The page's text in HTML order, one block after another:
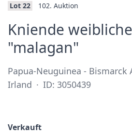
Lot 22 102. Auktion
Kniende
"malagan"
Papua-Neuguinea - Bismarck
Irland · ID: 3050439
Verkauft